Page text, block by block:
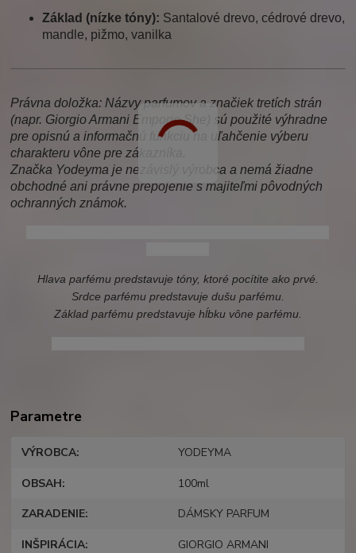
Základ (nízke tóny): Santalové drevo, cédrové drevo,
mandle, pižmo, vanilka
Právna doložka: Názvy parfumov a značiek tretích strán
(napr. Giorgio Armani Emporio She) sú použité výhradne
pre opisnú a informačnú funkciu na uľahčenie výberu
charakteru vône pre zákazníka.
Značka Yodeyma je nezávislý výrobca a nemá žiadne
obchodné ani právne prepojenie s majiteľmi pôvodných
ochranných známok.
Hlava parfému predstavuje tóny, ktoré pocítite ako prvé.
Srdce parfému predstavuje dušu parfému.
Základ parfému predstavuje hĺbku vône parfému.
Parametre
VÝROBCA YODEYMA
OBSAH 100ml
ZARADENIE DÁMSKY PARFUM
INŠPIRÁCIA GIORGIO ARMANI